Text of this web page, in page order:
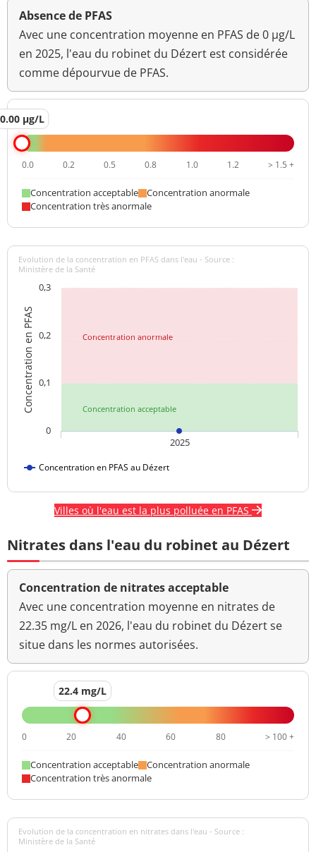
Absence de PFAS
Avec une concentration moyenne en PFAS de 0 µg/L
en 2025, l'eau du robinet du Dézert est considérée
comme dépourvue de PFAS.
0.00 µg/L
0.0 0.2 0.5 0.8 1.0 1.2 > 1.5 +
Concentration acceptable
Concentration anormale
Concentration très anormale
Concentration acceptable
Concentration anormale
Concentration en PFAS
Evolution de la concentration en PFAS dans l'eau - Source :
Ministère de la Santé
Concentration en PFAS au Dézert
2025
0
0,1
0,2
0,3
Villes où l'eau est la plus polluée en PFAS
Nitrates dans l'eau du robinet au Dézert
Concentration de nitrates acceptable
Avec une concentration moyenne en nitrates de
22.35 mg/L en 2026, l'eau du robinet du Dézert se
situe dans les normes autorisées.
22.4 mg/L
0 20 40 60 80 > 100 +
Concentration acceptable
Concentration anormale
Concentration très anormale
Evolution de la concentration en nitrates dans l'eau - Source :
Ministère de la Santé